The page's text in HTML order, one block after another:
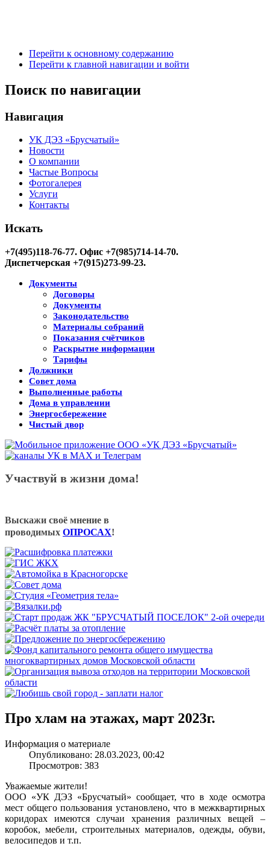
Перейти к основному содержанию
Перейти к главной навигации и войти
Поиск по навигации
Навигация
УК ДЭЗ «Брусчатый»
Новости
О компании
Частые Вопросы
Фотогалерея
Услуги
Контакты
Искать
+7(495)118-76-77. Офис +7(985)714-14-70.
Диспетчерская +7(915)273-99-23.
Документы
Договоры
Документы
Законодательство
Материалы собраний
Показания счётчиков
Раскрытие информации
Тарифы
Должники
Совет дома
Выполненные работы
Дома в управлении
Энергосбережение
Чистый двор
Участвуй в жизни дома!
Выскажи своё мнение в
проводимых ОПРОСАХ!
Про хлам на этажах, март 2023г.
Информация о материале
Опубликовано: 28.03.2023, 00:42
Просмотров: 383
Уважаемые жители!
ООО «УК ДЭЗ «Брусчатый» сообщает, что в ходе осмотра
мест общего пользования установлено, что в межквартирных
коридорах имеются случаи хранения различных вещей –
коробок, мебели, строительных материалов, одежды, обуви,
велосипедов и т.п.